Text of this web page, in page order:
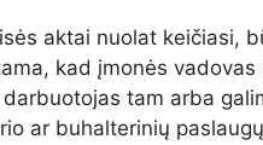
aktai nuolat keičiasi,
kad įmonės
tam arba
ar buhalterinių